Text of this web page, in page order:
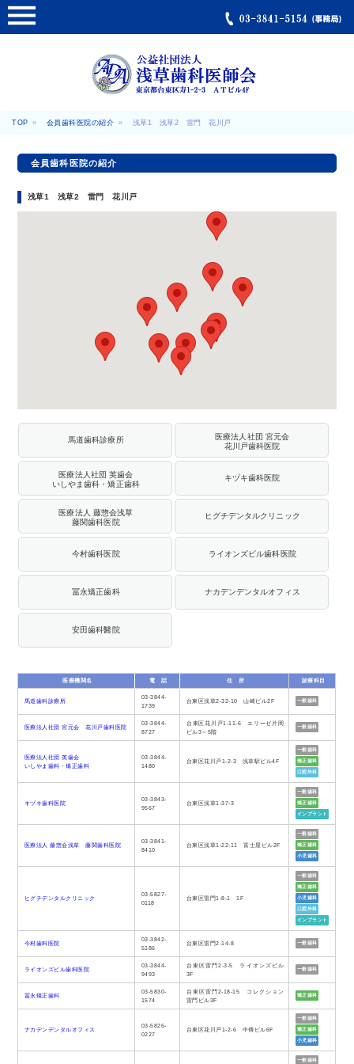
TOP 会員歯科医院の紹介 浅草1 浅草2 雷門 花川戸
会員歯科医院の紹介
浅草1 浅草2 雷門 花川戸
馬道歯科診療所
医療法人社団 宮元会
花川戸歯科医院
医療法人社団 英歯会
いしやま歯科・矯正歯科
キヅキ歯科医院
医療法人 藤惣会浅草
藤関歯科医院
ヒグチデンタルクリニック
今村歯科医院 ライオンズビル歯科医院
冨永矯正歯科 ナカデンデンタルオフィス
安田歯科醫院
医療機関名 電 話 住 所 診療科目
馬道歯科診療所
03-3844-
1739
台東区浅草2-32-10 山崎ビル2F 一般歯科
医療法人社団 宮元会 花川戸歯科医院
03-3844-
8727
台東区花川戸1-11-6 エリーゼ片岡
ビル3～5階
一般歯科
医療法人社団 英歯会
いしやま歯科・矯正歯科
03-3844-
1480
台東区花川戸1-2-3 浅草駅ビル4F
一般歯科
矯正歯科
口腔外科
キヅキ歯科医院
03-3843-
9567
台東区浅草1-37-3
一般歯科
矯正歯科
インプラント
医療法人 藤惣会浅草 藤関歯科医院
03-3841-
8410
台東区浅草1-22-11 富士屋ビル2F
一般歯科
矯正歯科
小児歯科
ヒグチデンタルクリニック
03-5827-
0118
台東区雷門1-8-1 1F
一般歯科
矯正歯科
小児歯科
口腔外科
インプラント
今村歯科医院
03-3842-
5186
台東区雷門2-14-8 一般歯科
ライオンズビル歯科医院
03-3844-
9493
台東区雷門2-3-5 ライオンズビル
3F
一般歯科
冨永矯正歯科
03-5830-
1574
台東区雷門2-18-15 コレクション
雷門ビル3F
矯正歯科
ナカデンデンタルオフィス
03-5826-
0227
台東区花川戸1-2-6 中傳ビル6F
一般歯科
矯正歯科
小児歯科
一般歯科